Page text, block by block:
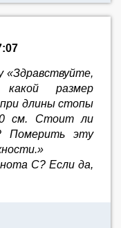
«Здравствуйте,
какой размер
длины стопы
см. Стоит ли
Померить эту
С? Если да,